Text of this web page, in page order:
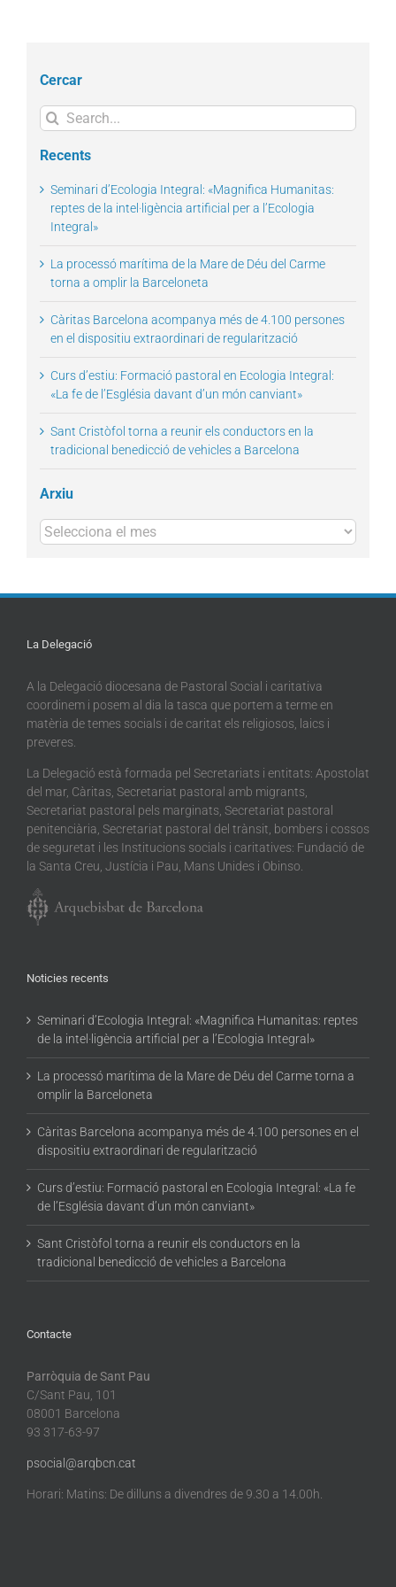
Cercar
Search
for:
Recents
Seminari d’Ecologia Integral: «Magnifica Humanitas:
reptes de la intel·ligència artificial per a l’Ecologia
Integral»
La processó marítima de la Mare de Déu del Carme
torna a omplir la Barceloneta
Càritas Barcelona acompanya més de 4.100 persones
en el dispositiu extraordinari de regularització
Curs d’estiu: Formació pastoral en Ecologia Integral:
«La fe de l’Església davant d’un món canviant»
Sant Cristòfol torna a reunir els conductors en la
tradicional benedicció de vehicles a Barcelona
Arxiu
Arxius
La Delegació
A la Delegació diocesana de Pastoral Social i caritativa
coordinem i posem al dia la tasca que portem a terme en
matèria de temes socials i de caritat els religiosos, laics i
preveres.
La Delegació està formada pel Secretariats i entitats: Apostolat
del mar, Càritas, Secretariat pastoral amb migrants,
Secretariat pastoral pels marginats, Secretariat pastoral
penitenciària, Secretariat pastoral del trànsit, bombers i cossos
de seguretat i les Institucions socials i caritatives: Fundació de
la Santa Creu, Justícia i Pau, Mans Unides i Obinso.
Noticies recents
Seminari d’Ecologia Integral: «Magnifica Humanitas: reptes
de la intel·ligència artificial per a l’Ecologia Integral»
La processó marítima de la Mare de Déu del Carme torna a
omplir la Barceloneta
Càritas Barcelona acompanya més de 4.100 persones en el
dispositiu extraordinari de regularització
Curs d’estiu: Formació pastoral en Ecologia Integral: «La fe
de l’Església davant d’un món canviant»
Sant Cristòfol torna a reunir els conductors en la
tradicional benedicció de vehicles a Barcelona
Contacte
Parròquia de Sant Pau
C/Sant Pau, 101
08001 Barcelona
93 317-63-97
psocial@arqbcn.cat
Horari: Matins: De dilluns a divendres de 9.30 a 14.00h.